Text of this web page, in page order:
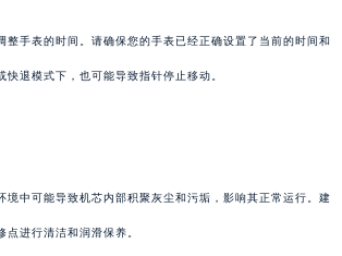
整手表的时间。请确保您的手表已经正确设置了当前的时间和
快退模式下，也可能导致指针停止移动。
境中可能导致机芯内部积聚灰尘和污垢，影响其正常运行。建
进行清洁和润滑保养。